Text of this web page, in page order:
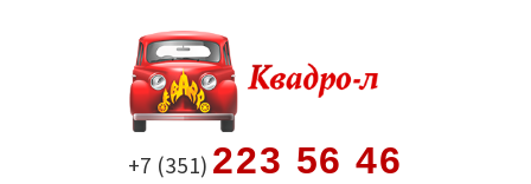
содержимому
+7 (351) 223 56 46